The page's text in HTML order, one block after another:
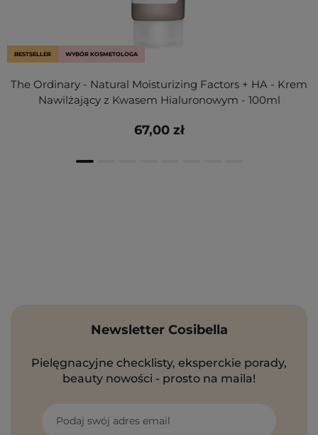
BESTSELLER WYBÓR KOSMETOLOGA
The Ordinary - Natural Moisturizing Factors + HA - Krem
Nawilżający z Kwasem Hialuronowym - 100ml
67,00 zł
Newsletter Cosibella
Pielęgnacyjne checklisty, eksperckie porady,
beauty nowości - prosto na maila!
Podaj swój adres email